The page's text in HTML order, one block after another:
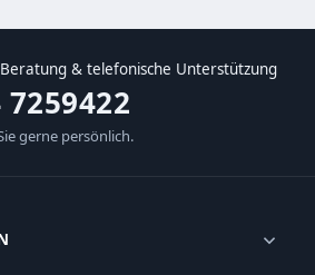
& telefonische Unterstützung
gerne persönlich.